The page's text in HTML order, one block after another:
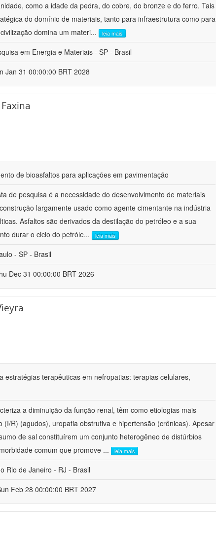
como a idade da pedra, do cobre, do bronze e do ferro. Tais
do domínio de materiais, tanto para infraestrutura como para
domina um materi... leia mais
em Energia e Materiais - SP - Brasil
Jan 31 00:00:00 BRT 2028
de bioasfaltos para aplicações em pavimentação
de pesquisa é a necessidade do desenvolvimento de materiais
largamente usado como agente cimentante na indústria
Asfaltos são derivados da destilação do petróleo e a sua
durar o ciclo do petróle... leia mais
- SP - Brasil
Dec 31 00:00:00 BRT 2026
estratégias terapêuticas em nefropatias: terapias celulares,
a diminuição da função renal, têm como etiologias mais
R) (agudos), uropatia obstrutiva e hipertensão (crônicas). Apesar
de sal constituírem um conjunto heterogêneo de distúrbios
comum que promove ... leia mais
Rio de Janeiro - RJ - Brasil
Feb 28 00:00:00 BRT 2027